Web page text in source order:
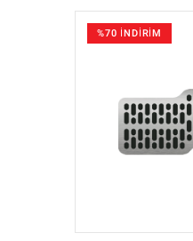
%70 İNDİRİM
GÖZAT